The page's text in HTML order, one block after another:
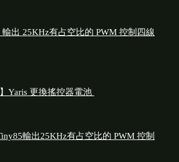
輸出 25KHz有占空比的 PWM 控制四線
】Yaris 更換搖控器電池
輸出25KHz有占空比的 PWM 控制